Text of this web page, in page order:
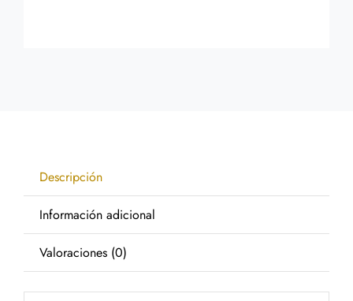
Descripción
Información adicional
Valoraciones (0)